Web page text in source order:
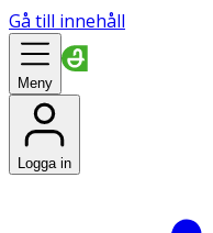
Gå till innehåll
Meny
Logga in